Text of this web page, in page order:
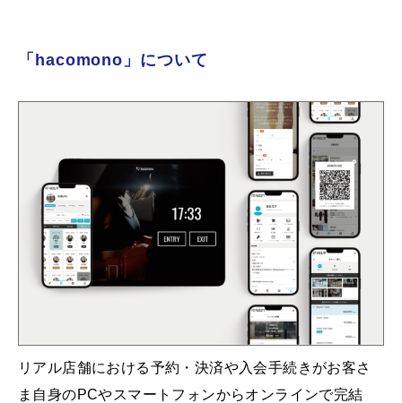
「hacomono」について
リアル店舗における予約・決済や入会手続きがお客さ
ま自身のPCやスマートフォンからオンラインで完結